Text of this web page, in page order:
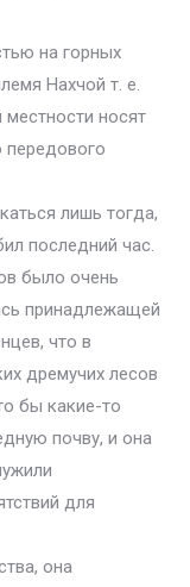
на горных
Нахчой т. е.
носят
передового
лишь тогда,
последний час.
было очень
принадлежащей
что в
дремучих лесов
бы какие-то
почву, и она
для
она